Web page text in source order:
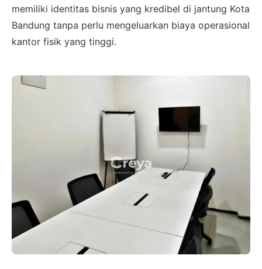
memiliki identitas bisnis yang kredibel di jantung Kota
Bandung tanpa perlu mengeluarkan biaya operasional
kantor fisik yang tinggi.